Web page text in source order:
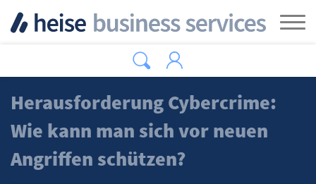
Herausforderung Cybercrime:
Wie kann man sich vor neuen
Angriffen schützen?